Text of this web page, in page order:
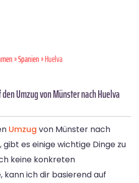
»Spanien» Huelva
Umzug von Münster nach Huelva
Umzug von Münster nach
es einige wichtige Dinge zu
keine konkreten
ich dir basierend auf